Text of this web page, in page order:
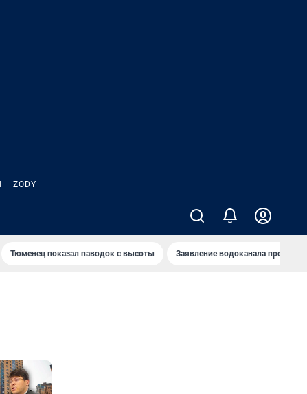
ZODY
Тюменец показал паводок с высоты Заявление водоканала про